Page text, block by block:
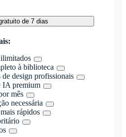
de 7 dias
à biblioteca
de design profissionais
IA premium
mês
necessária
rápidos